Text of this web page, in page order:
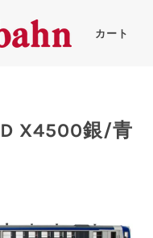
カート
X4500銀/青